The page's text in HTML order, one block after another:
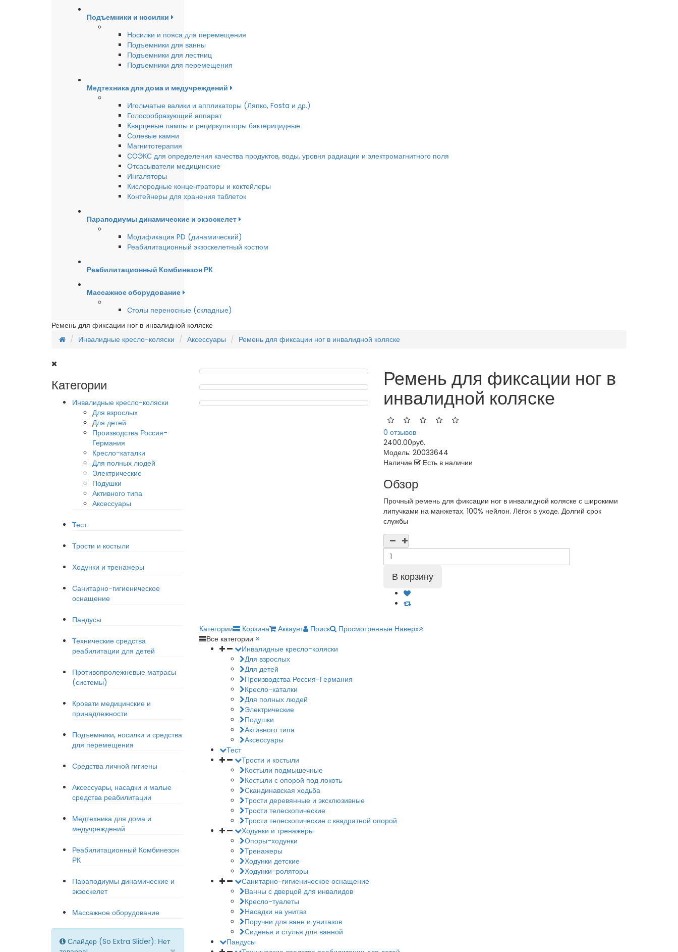
Подъемники и носилки
Носилки и пояса для перемещения
Подъемники для ванны
Подъемники для лестниц
Подъемники для перемещения
Медтехника для дома и медучреждений
Игольчатые валики и аппликаторы (Ляпко, Fosta и др.)
Голосообразующий аппарат
Кварцевые лампы и рециркуляторы бактерицидные
Солевые камни
Магнитотерапия
СОЭКС для определения качества продуктов, воды, уровня радиации и электромагнитного поля
Отсасыватели медицинские
Ингаляторы
Кислородные концентраторы и коктейлеры
Контейнеры для хранения таблеток
Параподиумы динамические и экзоскелет
Модификация PD (динамический)
Реабилитационный экзоскелетный костюм
Реабилитационный Комбинезон РК
Массажное оборудование
Столы переносные (складные)
Ремень для фиксации ног в инвалидной коляске
Инвалидные кресло-коляски
Аксессуары Ремень для фиксации ног в инвалидной коляске
Категории
Инвалидные кресло-коляски
Для взрослых
Для детей
Производства Россия-
Германия
Кресло-каталки
Для полных людей
Электрические
Подушки
Активного типа
Аксессуары
Тест
Трости и костыли
Ходунки и тренажеры
Санитарно-гигиеническое
оснащение
Пандусы
Технические средства
реабилитации для детей
Противопролежневые матрасы
(системы)
Кровати медицинские и
принадлежности
Подъемники, носилки и средства
для перемещения
Средства личной гигиены
Аксессуары, насадки и малые
средства реабилитации
Медтехника для дома и
медучреждений
Реабилитационный Комбинезон
РК
Параподиумы динамические и
экзоскелет
Массажное оборудование
Слайдер (So Extra Slider): Нет
Ремень для фиксации ног в
инвалидной коляске
0 отзывов
2400.00руб.
Модель:20033644
Наличие
Есть в наличии
Обзор
Прочный ремень для фиксации ног в инвалидной коляске с широкими
липучками на манжетах. 100% нейлон. Лёгок в уходе. Долгий срок
службы
Категории Корзина Аккаунт Поиск Просмотренные Наверх
Все категории ×
Инвалидные кресло-коляски
Для взрослых
Для детей
Производства Россия-Германия
Кресло-каталки
Для полных людей
Электрические
Подушки
Активного типа
Аксессуары
Тест
Трости и костыли
Костыли подмышечные
Костыли с опорой под локоть
Скандинавская ходьба
Трости деревянные и эксклюзивные
Трости телескопические
Трости телескопические с квадратной опорой
Ходунки и тренажеры
Опоры-ходунки
Тренажеры
Ходунки детские
Ходунки-роляторы
Санитарно-гигиеническое оснащение
Ванны с дверцой для инвалидов
Кресло-туалеты
Насадки на унитаз
Поручни для ванн и унитазов
Сиденья и стулья для ванной
Пандусы